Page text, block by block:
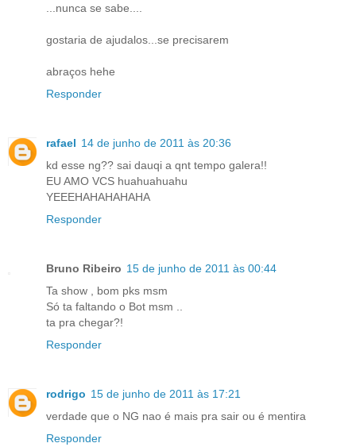
...nunca se sabe....
gostaria de ajudalos...se precisarem
abraços hehe
Responder
rafael 14 de junho de 2011 às 20:36
kd esse ng?? sai dauqi a qnt tempo galera!!
EU AMO VCS huahuahuahu
YEEEHAHAHAHAHA
Responder
Bruno Ribeiro 15 de junho de 2011 às 00:44
Ta show , bom pks msm
Só ta faltando o Bot msm ..
ta pra chegar?!
Responder
rodrigo 15 de junho de 2011 às 17:21
verdade que o NG nao é mais pra sair ou é mentira
Responder